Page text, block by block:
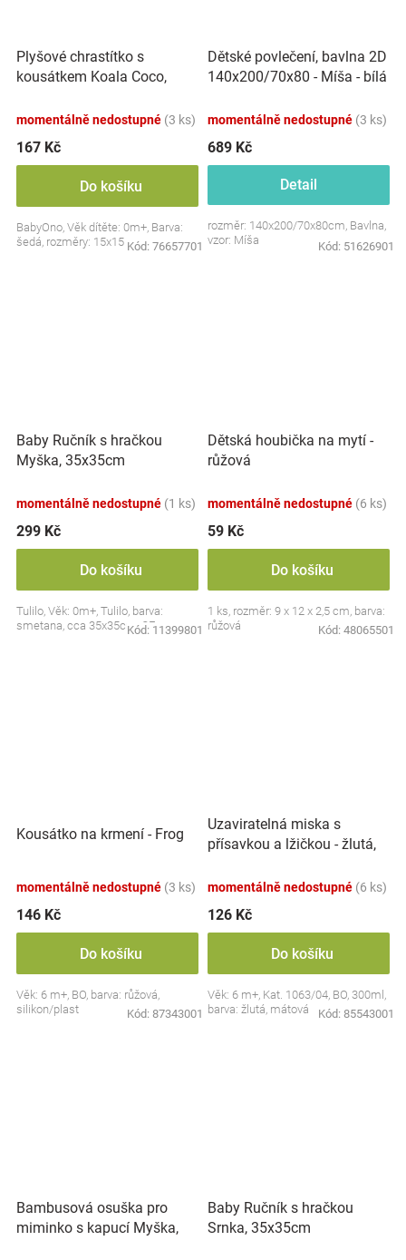
Plyšové chrastítko s
kousátkem Koala Coco,
momentálně nedostupné (3 ks)
167 Kč
Do košíku
BabyOno, Věk dítěte: 0m+, Barva:
šedá, rozměry: 15x15 cm.
Kód: 76657701
Dětské povlečení, bavlna 2D
140x200/70x80 - Míša - bílá
momentálně nedostupné (3 ks)
689 Kč
Detail
rozměr: 140x200/70x80cm, Bavlna,
vzor: Míša
Kód: 51626901
Baby Ručník s hračkou
Myška, 35x35cm
momentálně nedostupné (1 ks)
299 Kč
Do košíku
Tulilo, Věk: 0m+, Tulilo, barva:
smetana, cca 35x35cm, CE
Kód: 11399801
Dětská houbička na mytí -
růžová
momentálně nedostupné (6 ks)
59 Kč
Do košíku
1 ks, rozměr: 9 x 12 x 2,5 cm, barva:
růžová
Kód: 48065501
Kousátko na krmení - Frog
momentálně nedostupné (3 ks)
146 Kč
Do košíku
Věk: 6 m+, BO, barva: růžová,
silikon/plast
Kód: 87343001
Uzaviratelná miska s
přísavkou a lžičkou - žlutá,
momentálně nedostupné (6 ks)
126 Kč
Do košíku
Věk: 6 m+, Kat. 1063/04, BO, 300ml,
barva: žlutá, mátová
Kód: 85543001
Bambusová osuška pro
miminko s kapucí Myška,
Baby Ručník s hračkou
Srnka, 35x35cm